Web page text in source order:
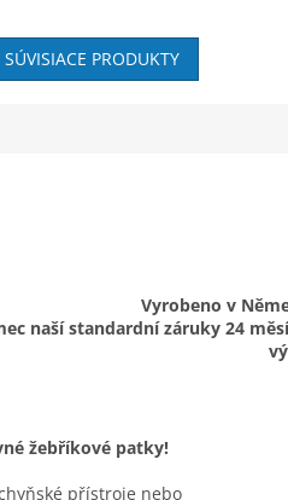
PRODUKTY
Vyrobeno v
naší standardní záruky 24
žebříkové patky!
přístroje nebo